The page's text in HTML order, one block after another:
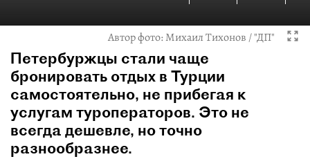
Автор фото:Михаил Тихонов / "ДП"
Петербуржцы стали чаще
бронировать отдых в Турции
самостоятельно, не прибегая к
услугам туроператоров. Это не
всегда дешевле, но точно
разнообразнее.